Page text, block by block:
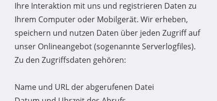
Ihre Interaktion mit uns und registrieren Daten zu
Ihrem Computer oder Mobilgerät. Wir erheben,
speichern und nutzen Daten über jeden Zugriff auf
unser Onlineangebot (sogenannte Serverlogfiles).
Zu den Zugriffsdaten gehören:
Name und URL der abgerufenen Datei